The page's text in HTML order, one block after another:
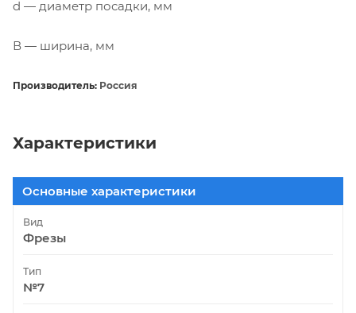
d — диаметр посадки, мм
В — ширина, мм
Производитель: Россия
Характеристики
Основные характеристики
Вид
Фрезы
Тип
№7